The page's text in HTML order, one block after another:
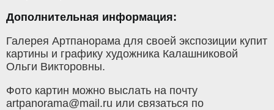
Дополнительная информация:
Галерея Артпанорама для своей экспозиции купит
картины и графику художника Калашниковой
Ольги Викторовны.
Фото картин можно выслать на почту
artpanorama@mail.ru или связаться по